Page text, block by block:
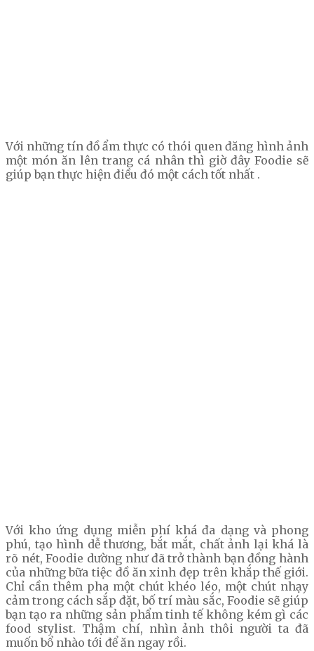
Với những tín đồ ẩm thực có thói quen đăng hình ảnh
một món ăn lên trang cá nhân thì giờ đây Foodie sẽ
giúp bạn thực hiện điều đó một cách tốt nhất .
Với kho ứng dụng miễn phí khá đa dạng và phong
phú, tạo hình dễ thương, bắt mắt, chất ảnh lại khá là
rõ nét, Foodie dường như đã trở thành bạn đồng hành
của những bữa tiệc đồ ăn xinh đẹp trên khắp thế giới.
Chỉ cần thêm pha một chút khéo léo, một chút nhạy
cảm trong cách sắp đặt, bố trí màu sắc, Foodie sẽ giúp
bạn tạo ra những sản phẩm tinh tế không kém gì các
food stylist. Thậm chí, nhìn ảnh thôi người ta đã
muốn bổ nhào tới để ăn ngay rồi.